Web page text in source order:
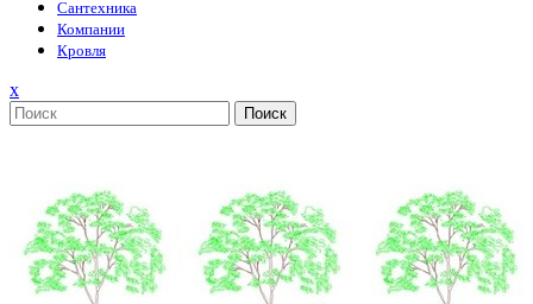
Сантехника
Компании
Кровля
xЗакрыть
меню
Поиск